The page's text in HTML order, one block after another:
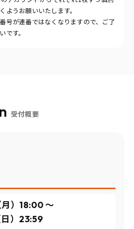
ようお願いいたします。
号が連番ではなくなりますので、ご了
です。
受付概要
）18:00 〜
）23:59